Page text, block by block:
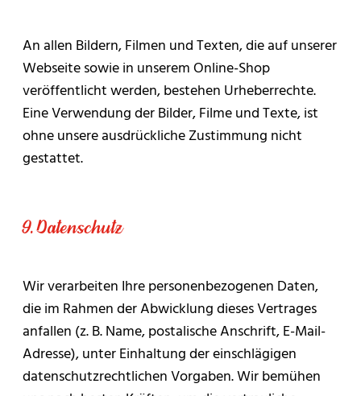
An allen Bildern, Filmen und Texten, die auf unserer
Webseite sowie in unserem Online-Shop
veröffentlicht werden, bestehen Urheberrechte.
Eine Verwendung der Bilder, Filme und Texte, ist
ohne unsere ausdrückliche Zustimmung nicht
gestattet.
9. Datenschutz
Wir verarbeiten Ihre personenbezogenen Daten,
die im Rahmen der Abwicklung dieses Vertrages
anfallen (z. B. Name, postalische Anschrift, E-Mail-
Adresse), unter Einhaltung der einschlägigen
datenschutzrechtlichen Vorgaben. Wir bemühen